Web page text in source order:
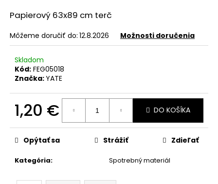
Papierový 63x89 cm terč
Môžeme doručiť do: 12.8.2026 Možnosti doručenia
Skladom
Kód: FEG05018
Značka:YATE
1,20 €
cena:
DO KOŠÍKA
Kategória: Spotrebný materiál
Opýtať sa Strážiť Zdieľať
á
s
ť
?
HĽADAŤ
O
d